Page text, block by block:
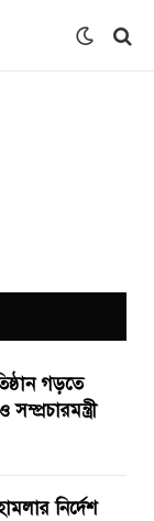
গড়তে
নির্দেশ